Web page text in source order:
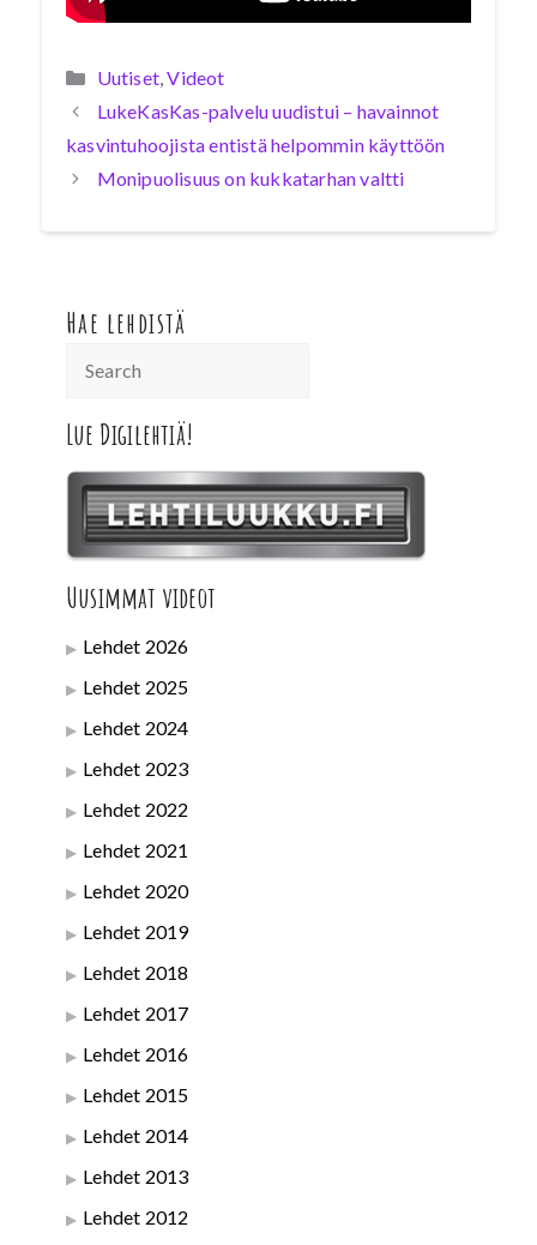
Kategoriat
Uutiset,Videot
LukeKasKas-palvelu uudistui – havainnot
kasvintuhoojista entistä helpommin käyttöön
Monipuolisuus on kukkatarhan valtti
Hae lehdistä
Lue Digilehtiä!
Uusimmat videot
Lehdet 2026
Lehdet 2025
Lehdet 2024
Lehdet 2023
Lehdet 2022
Lehdet 2021
Lehdet 2020
Lehdet 2019
Lehdet 2018
Lehdet 2017
Lehdet 2016
Lehdet 2015
Lehdet 2014
Lehdet 2013
Lehdet 2012